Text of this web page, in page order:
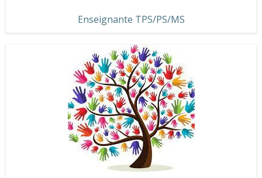
Enseignante TPS/PS/MS